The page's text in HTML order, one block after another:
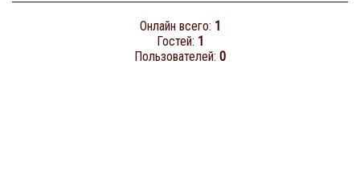
Онлайн всего: 1
Гостей: 1
Пользователей: 0